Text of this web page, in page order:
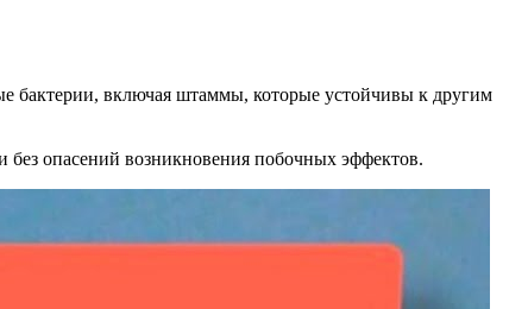
бактерии, включая штаммы, которые устойчивы к другим
без опасений возникновения побочных эффектов.